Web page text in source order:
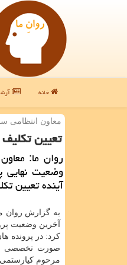
خانه
معاون انتظامی
تعیین
روان ما:
وضعیت نهایی
آینده تعیین
به گزارش روان
آخرین وضعیت
كرد: در پرونده
صورت تخصصی و
مرحوم